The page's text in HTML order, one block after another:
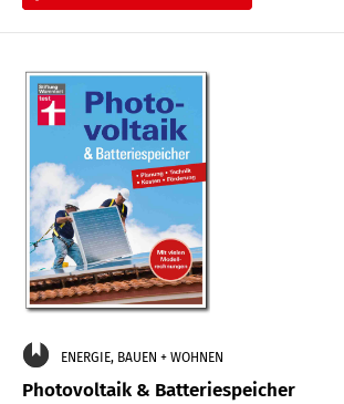
ENERGIE, BAUEN + WOHNEN
Photovoltaik & Batteriespeicher